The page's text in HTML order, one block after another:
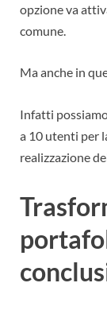
opzione va
comune.
Ma anche in
Infatti
a 10 utenti per
realizzazione